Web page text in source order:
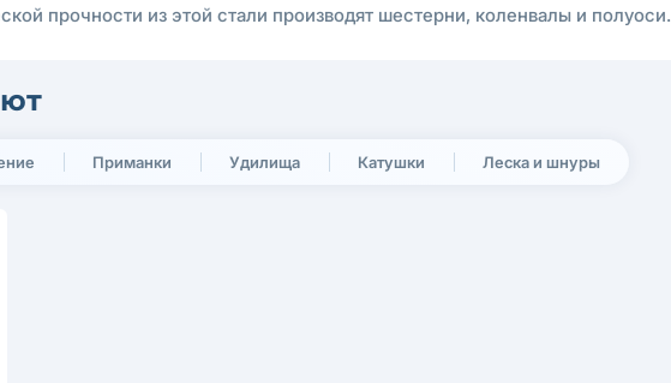
прочности из этой стали производят шестерни, коленвалы и полуоси.
Приманки Удилища Катушки Леска и шнуры